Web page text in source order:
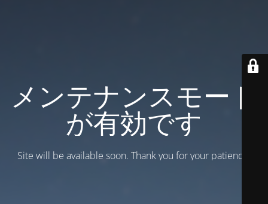
メンテナンスモード
が有効です
Site will be available soon. Thank you for your patience!